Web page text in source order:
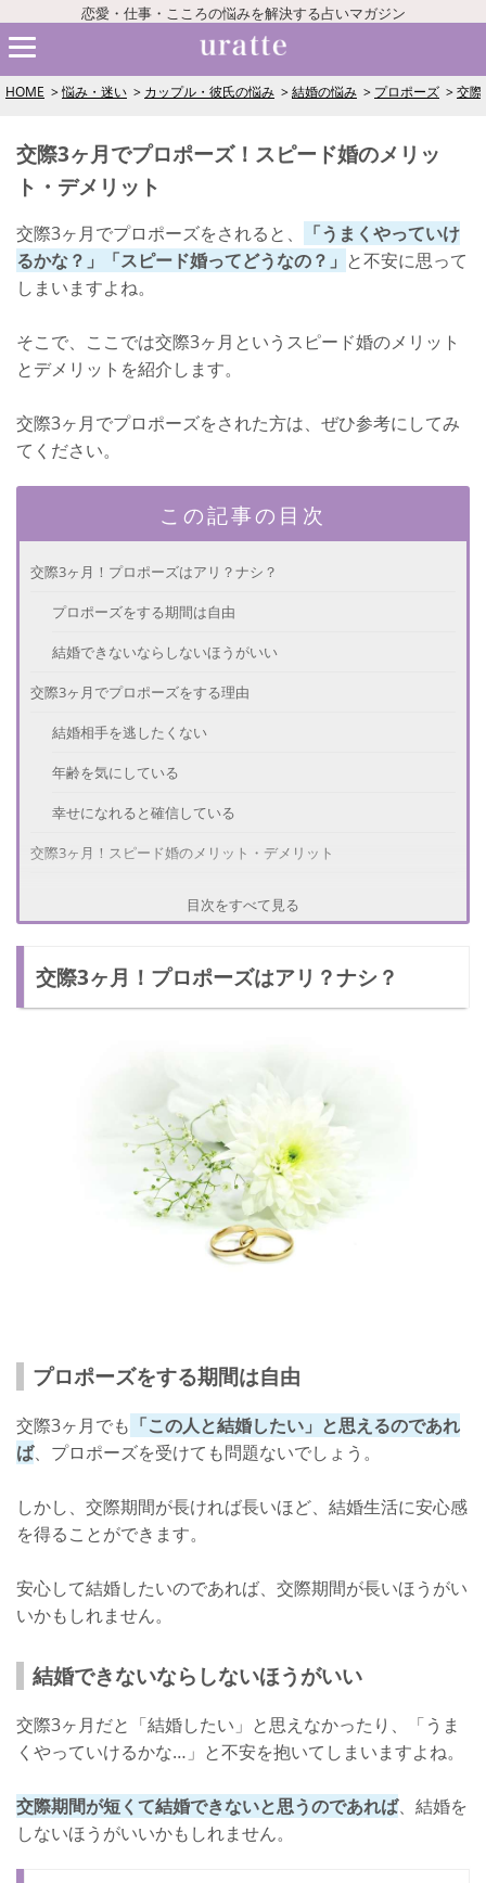
恋愛・仕事・こころの悩みを解決する占いマガジン
HOME 悩み・迷い カップル・彼氏の悩み 結婚の悩み プロポーズ 交
交際3ヶ月でプロポーズ！スピード婚のメリッ
ト・デメリット
交際3ヶ月でプロポーズをされると、
「うまくやっていけ
るかな？」「スピード婚ってどうなの？」 と不安に思って
しまいますよね。
そこで、ここでは交際3ヶ月というスピード婚のメリット
とデメリットを紹介します。
交際3ヶ月でプロポーズをされた方は、ぜひ参考にしてみ
てください。
この記事の目次
交際3ヶ月！プロポーズはアリ？ナシ？
プロポーズをする期間は自由
結婚できないならしないほうがいい
交際3ヶ月でプロポーズをする理由
結婚相手を逃したくない
年齢を気にしている
幸せになれると確信している
交際3ヶ月！スピード婚のメリット・デメリット
【デメリット①】相手のことを知らない
【デメリット②】両親に反対をされる
後悔しないか考える
結婚したいのか考える
交際期間は気にしなくてもいい！
目次をすべて見る
交際3ヶ月！プロポーズはアリ？ナシ？
プロポーズをする期間は自由
交際3ヶ月でも 「この人と結婚したい」と思えるのであれ
ば、プロポーズを受けても問題ないでしょう。
しかし、交際期間が長ければ長いほど、結婚生活に安心感
を得ることができます。
安心して結婚したいのであれば、交際期間が長いほうがい
いかもしれません。
結婚できないならしないほうがいい
交際3ヶ月だと「結婚したい」と思えなかったり、「うま
くやっていけるかな…」と不安を抱いてしまいますよね。
交際期間が短くて結婚できないと思うのであれば、結婚を
しないほうがいいかもしれません。